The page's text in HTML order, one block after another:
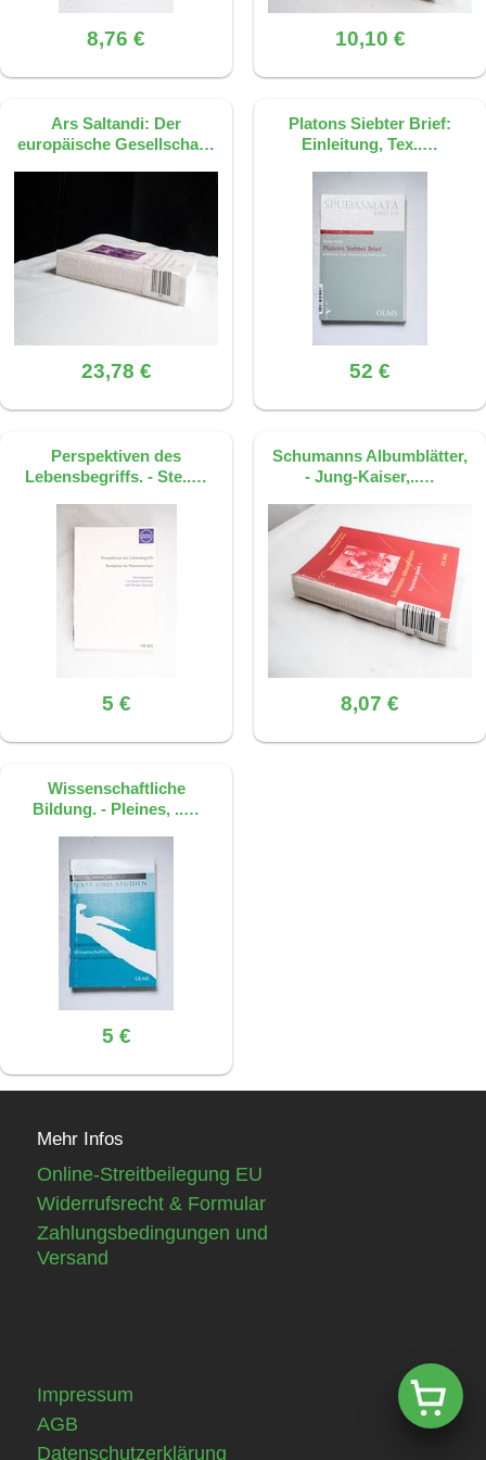
8,76 € 10,10 €
Ars Saltandi: Der
europäische Gesellscha…
23,78 €
Platons Siebter Brief:
Einleitung, Tex..…
52 €
Perspektiven des
Lebensbegriffs. - Ste..…
5 €
Schumanns Albumblätter,
- Jung-Kaiser,..…
8,07 €
Wissenschaftliche
Bildung. - Pleines, ..…
5 €
Mehr Infos
Online-Streitbeilegung EU
Widerrufsrecht & Formular
Zahlungsbedingungen und
Versand
Impressum
AGB
Datenschutzerklärung